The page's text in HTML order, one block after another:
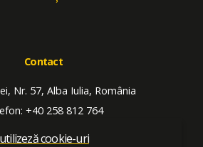
Contact
Nr. 57, Alba Iulia, România
+40 258 812 764
cookie-uri